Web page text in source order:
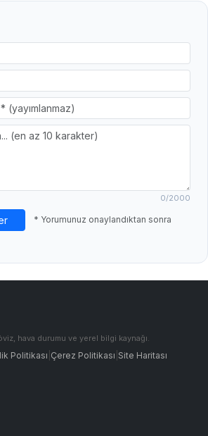
0/2000
* Yorumunuz onaylandıktan sonra
hava durumu ve yerel bilgi kaynağı.
Politikası Çerez Politikası Site Haritası